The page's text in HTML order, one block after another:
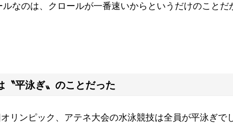
ルなのは、クロールが一番速いからというだけのことだ
〝平泳ぎ〟のことだった
リンピック、アテネ大会の水泳競技は全員が平泳ぎで